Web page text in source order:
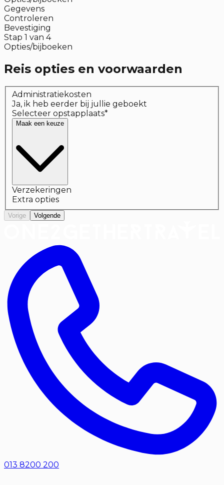
Gegevens
Controleren
Bevestiging
Stap 1 van 4
Opties/bijboeken
Reis opties en voorwaarden
Administratiekosten
Ja, ik heb eerder bij jullie geboekt
Selecteer opstapplaats*
Maak een keuze
Verzekeringen
Extra opties
Vorige Volgende
013 8200 200